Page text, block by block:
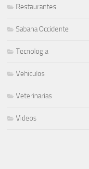
Restaurantes
Sabana Occidente
Tecnologia
Vehiculos
Veterinarias
Videos